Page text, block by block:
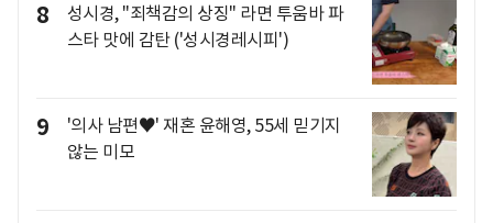
8
성시경, "죄책감의 상징" 라면 투움바 파
스타 맛에 감탄 ('성시경레시피')
9
'의사 남편♥' 재혼 윤해영, 55세 믿기지
않는 미모